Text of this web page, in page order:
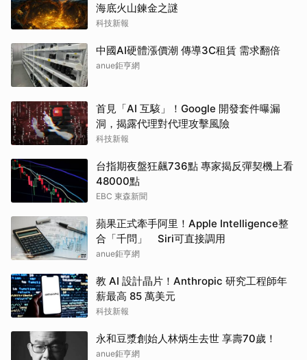
海底火山鍊金之謎
科技新報
中國AI硬體漲價潮 傳導3C租賃 需求翻倍
anue鉅亨網
首見「AI 互駭」！Google 開發套件曝漏
洞，揭露代理對代理攻擊風險
科技新報
台指期夜盤狂飆736點 專家揭反彈契機上看
48000點
EBC 東森新聞
蘋果正式牽手阿里！Apple Intelligence整
合「千問」 Siri可直接調用
anue鉅亨網
教 AI 設計晶片！Anthropic 研究工程師年
薪最高 85 萬美元
科技新報
永和豆漿創始人林炳生去世 享壽70歲！
anue鉅亨網